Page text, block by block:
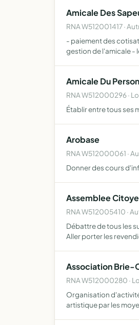
Amicale Des
RNA W512001417 ·
- paiement des
gestion de l'amicale -
Amicale Du
RNA W512000296 ·
Établir entre tous ses
Arobase
RNA W512000061 ·
Donner des cours
Assemblee
RNA W512005410 ·
Débattre de tous les
Aller porter les
Association Brie-
RNA W512000280 ·
Organisation
artistique par les